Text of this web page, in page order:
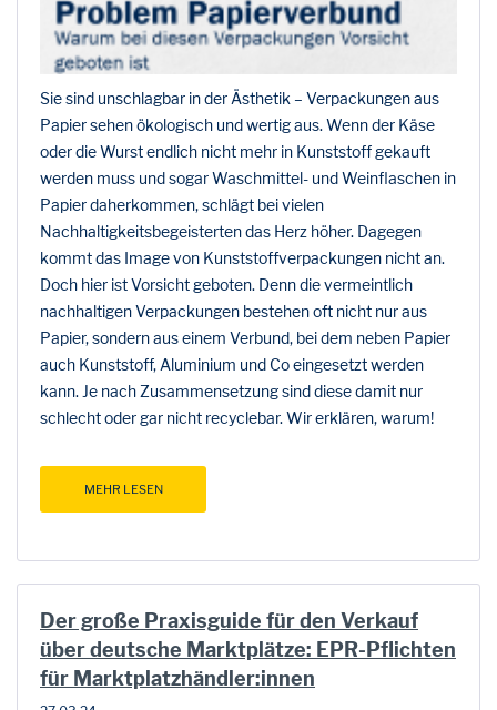
Sie sind unschlagbar in der Ästhetik – Verpackungen aus
Papier sehen ökologisch und wertig aus. Wenn der Käse
oder die Wurst endlich nicht mehr in Kunststoff gekauft
werden muss und sogar Waschmittel- und Weinflaschen in
Papier daherkommen, schlägt bei vielen
Nachhaltigkeitsbegeisterten das Herz höher. Dagegen
kommt das Image von Kunststoffverpackungen nicht an.
Doch hier ist Vorsicht geboten. Denn die vermeintlich
nachhaltigen Verpackungen bestehen oft nicht nur aus
Papier, sondern aus einem Verbund, bei dem neben Papier
auch Kunststoff, Aluminium und Co eingesetzt werden
kann. Je nach Zusammensetzung sind diese damit nur
schlecht oder gar nicht recyclebar. Wir erklären, warum!
MEHR LESEN
Der große Praxisguide für den Verkauf
über deutsche Marktplätze: EPR-Pflichten
für Marktplatzhändler:innen